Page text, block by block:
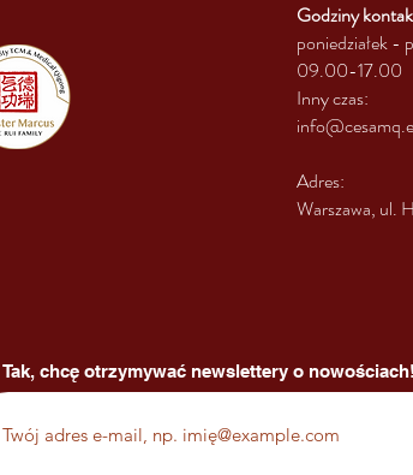
Godziny
poniedziałek -
09.00-17.00
Inny czas:
Adres:
Warszawa, ul.
Tak, chcę otrzymywać newslettery o nowościach!